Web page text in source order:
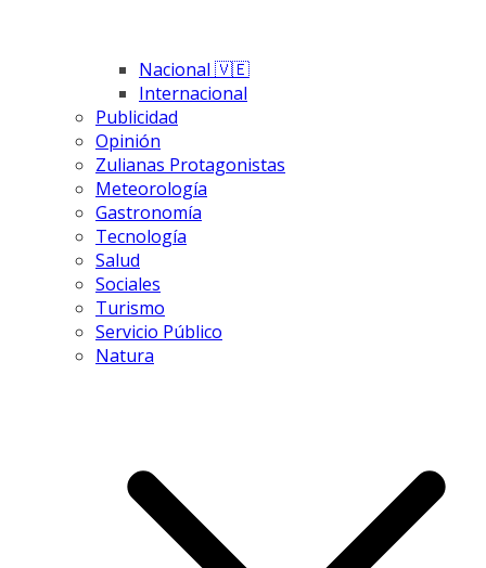
Nacional 🇻🇪
Internacional
Publicidad
Opinión
Zulianas Protagonistas
Meteorología
Gastronomía
Tecnología
Salud
Sociales
Turismo
Servicio Público
Natura